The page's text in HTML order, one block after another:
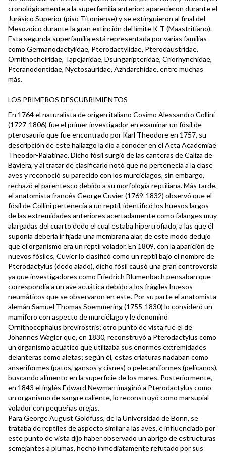
cronológicamente a la superfamilia anterior; aparecieron durante el
Jurásico Superior (piso Titoniense) y se extinguieron al final del
Mesozoico durante la gran extinción del límite K-T (Maastritiano).
Esta segunda superfamilia está representada por varias familias
como Germanodactylidae, Pterodactylidae, Pterodaustridae,
Ornithocheiridae, Tapejaridae, Dsungaripteridae, Criorhynchidae,
Pteranodontidae, Nyctosauridae, Azhdarchidae, entre muchas
más.
LOS PRIMEROS DESCUBRIMIENTOS
En 1764 el naturalista de origen italiano Cosimo Alessandro Collini
(1727-1806) fue el primer investigador en examinar un fósil de
pterosaurio que fue encontrado por Karl Theodore en 1757, su
descripción de este hallazgo la dio a conocer en el Acta Academiae
Theodor-Palatinae. Dicho fósil surgió de las canteras de Caliza de
Baviera, y al tratar de clasificarlo notó que no pertenecía a la clase
aves y reconoció su parecido con los murciélagos, sin embargo,
rechazó el parentesco debido a su morfología reptiliana. Más tarde,
el anatomista francés George Cuvier (1769-1832) observó que el
fósil de Collini pertenecía a un reptil, identificó los huesos largos
de las extremidades anteriores acertadamente como falanges muy
alargadas del cuarto dedo el cual estaba hipertrofiado, a las que él
suponía debería ir fijada una membrana alar, de este modo dedujo
que el organismo era un reptil volador. En 1809, con la aparición de
nuevos fósiles, Cuvier lo clasificó como un reptil bajo el nombre de
Pterodactylus (dedo alado), dicho fósil causó una gran controversia
ya que investigadores como Friedrich Blumenbach pensaban que
correspondía a un ave acuática debido a los frágiles huesos
neumáticos que se observaron en este. Por su parte el anatomista
alemán Samuel Thomas Soemmering (1755-1830) lo consideró un
mamífero con aspecto de murciélago y le denominó
Ornithocephalus brevirostris; otro punto de vista fue el de
Johannes Wagler que, en 1830, reconstruyó a Pterodactylus como
un organismo acuático que utilizaba sus enormes extremidades
delanteras como aletas; según él, estas criaturas nadaban como
anseriformes (patos, gansos y cisnes) o pelecaniformes (pelícanos),
buscando alimento en la superficie de los mares. Posteriormente,
en 1843 el inglés Edward Newman imaginó a Pterodactylus como
un organismo de sangre caliente, lo reconstruyó como marsupial
volador con pequeñas orejas.
Para George August Goldfuss, de la Universidad de Bonn, se
trataba de reptiles de aspecto similar a las aves, e influenciado por
este punto de vista dijo haber observado un abrigo de estructuras
semejantes a plumas, hecho inmediatamente refutado por sus